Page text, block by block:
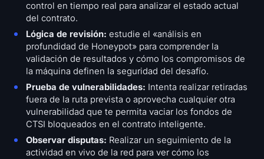
control en tiempo real para analizar el estado actual
del contrato.
Lógica de revisión: estudie el «análisis en
profundidad de Honeypot» para comprender la
validación de resultados y cómo los compromisos de
la máquina definen la seguridad del desafío.
Prueba de vulnerabilidades: Intenta realizar retiradas
fuera de la ruta prevista o aprovecha cualquier otra
vulnerabilidad que te permita vaciar los fondos de
CTSI bloqueados en el contrato inteligente.
Observar disputas: Realizar un seguimiento de la
actividad en vivo de la red para ver cómo los